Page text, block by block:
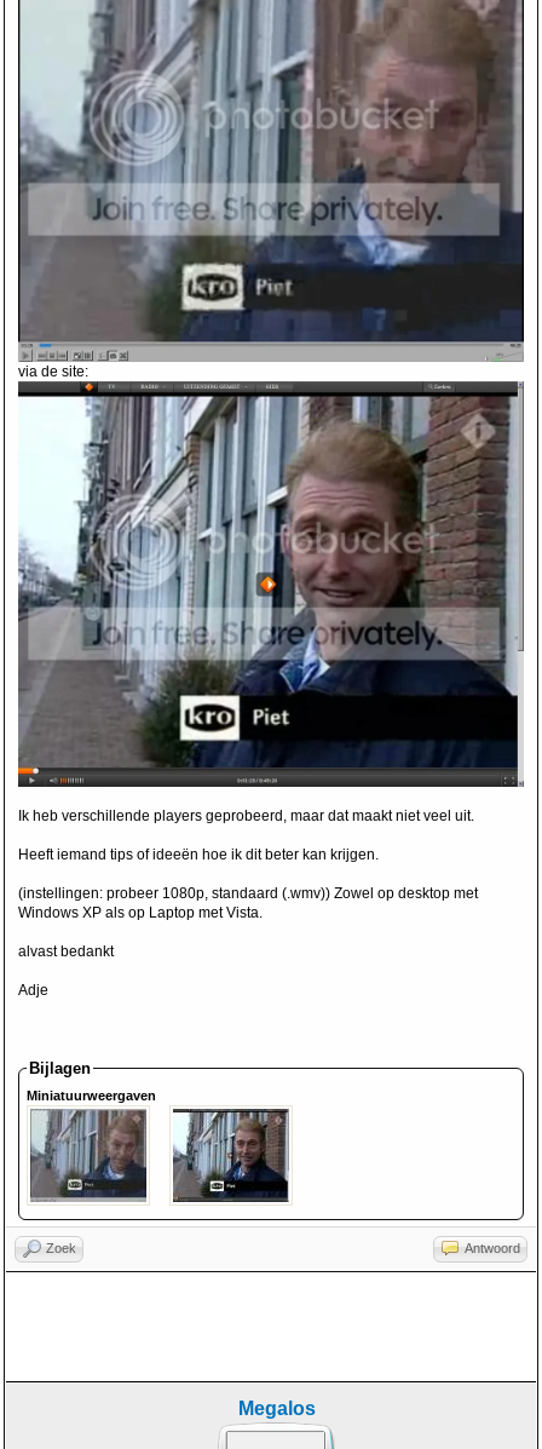
via de site:
Ik heb verschillende players geprobeerd, maar dat maakt niet veel uit.
Heeft iemand tips of ideeën hoe ik dit beter kan krijgen.
(instellingen: probeer 1080p, standaard (.wmv)) Zowel op desktop met
Windows XP als op Laptop met Vista.
alvast bedankt
Adje
Bijlagen
Miniatuurweergaven
Zoek Antwoord
Megalos